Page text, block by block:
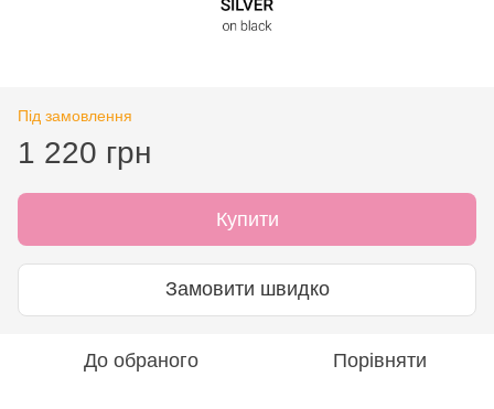
Під замовлення
1 220 грн
Купити
Замовити швидко
До обраного Порівняти